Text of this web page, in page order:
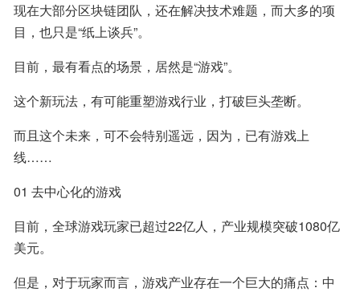
现在大部分区块链团队，还在解决技术难题，而大多的项
目，也只是“纸上谈兵”。
目前，最有看点的场景，居然是“游戏”。
这个新玩法，有可能重塑游戏行业，打破巨头垄断。
而且这个未来，可不会特别遥远，因为，已有游戏上
线……
01 去中心化的游戏
目前，全球游戏玩家已超过22亿人，产业规模突破1080亿
美元。
但是，对于玩家而言，游戏产业存在一个巨大的痛点：中